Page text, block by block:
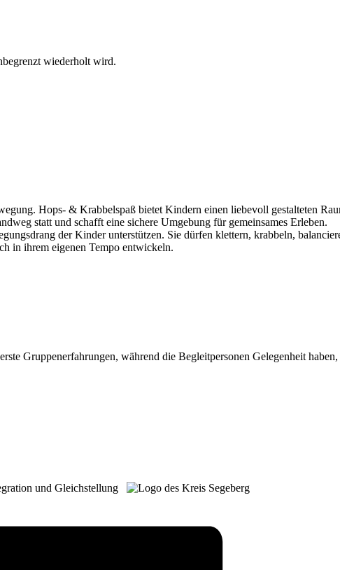
wiederholt wird.
Hops- & Krabbelspaß bietet Kindern einen liebevoll gestalteten
statt und schafft eine sichere Umgebung für gemeinsames Erleben.
der Kinder unterstützen. Sie dürfen klettern, krabbeln,
in ihrem eigenen Tempo entwickeln.
Gruppenerfahrungen, während die Begleitpersonen Gelegenheit haben,